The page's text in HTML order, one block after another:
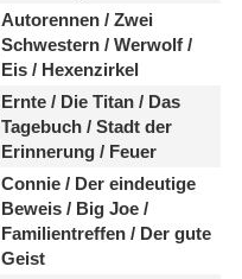
Autorennen /​ Zwei
Schwestern /​ Werwolf /​
Eis /​ Hexenzirkel
Ernte /​ Die Titan /​ Das
Tagebuch /​ Stadt der
Erinnerung /​ Feuer
Connie /​ Der eindeutige
Beweis /​ Big Joe /​
Familientreffen /​ Der gute
Geist